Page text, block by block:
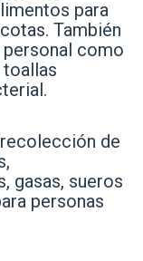
para
También
como
toallas
de
gasas, sueros
personas